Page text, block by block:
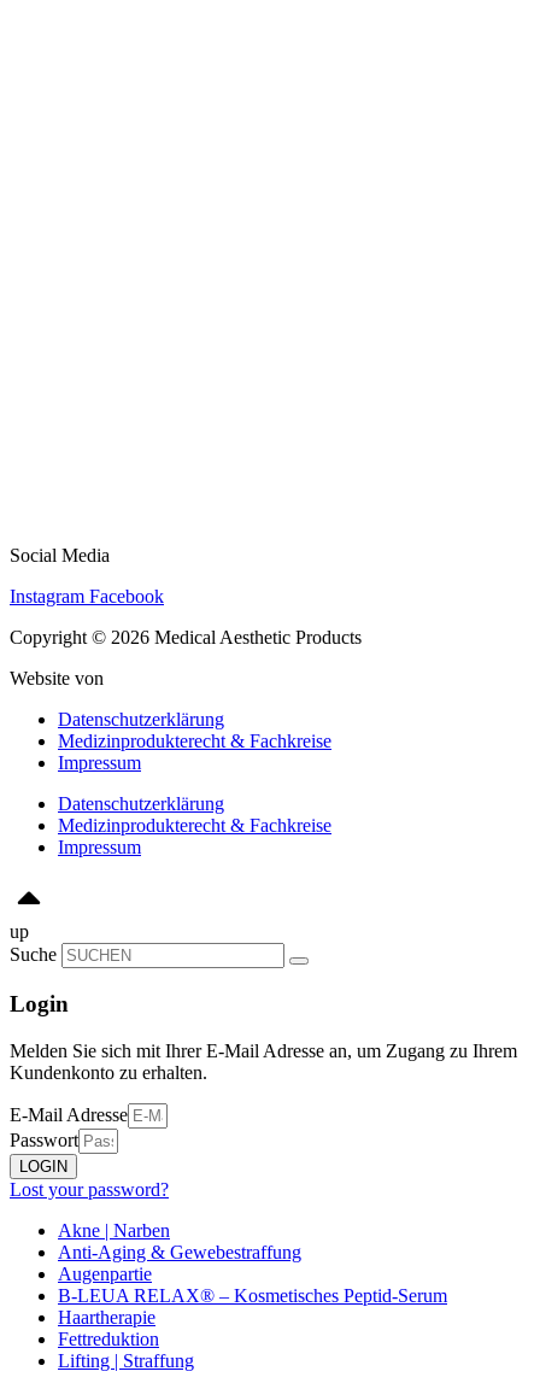
Social Media
Instagram Facebook
Copyright © 2026 Medical Aesthetic Products
Website von
Datenschutzerklärung
Medizinprodukterecht & Fachkreise
Impressum
Datenschutzerklärung
Medizinprodukterecht & Fachkreise
Impressum
up
Suche
Login
Melden Sie sich mit Ihrer E-Mail Adresse an, um Zugang zu Ihrem
Kundenkonto zu erhalten.
E-Mail Adresse
Passwort
LOGIN
Lost your password?
Akne | Narben
Anti-Aging & Gewebestraffung
Augenpartie
B-LEUA RELAX® – Kosmetisches Peptid-Serum
Haartherapie
Fettreduktion
Lifting | Straffung